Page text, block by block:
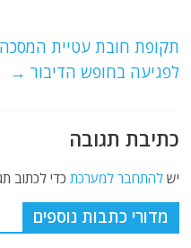
p
תקופת חובת עטיית המסכה
לפגיעה בחופש הדיבור →
כתיבת תגובה
ישלהתחבר למערכת כדי לכתוב
מדורי כתבות נוספים